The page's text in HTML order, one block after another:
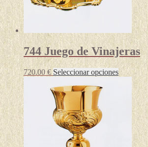
744 Juego de Vinajeras
720.00 € Seleccionar opcionesEste
producto
múltiples
variantes.
opciones
pueden